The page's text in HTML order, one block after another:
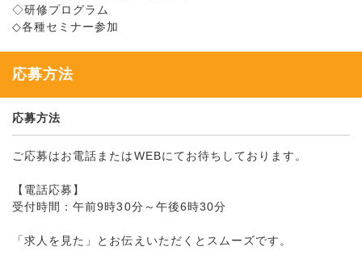
◇研修プログラム
◇各種セミナー参加
応募方法
応募方法
ご応募はお電話またはWEBにてお待ちしております。
【電話応募】
受付時間：午前9時30分～午後6時30分
「求人を見た」とお伝えいただくとスムーズです。